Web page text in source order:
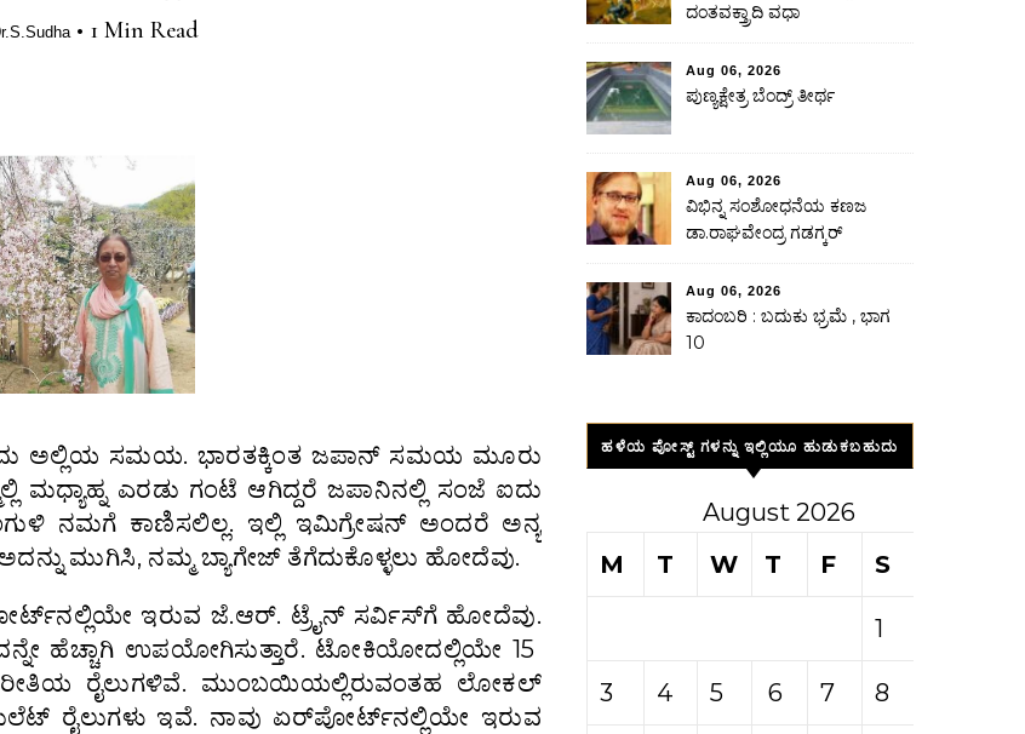
• 1 Min Read
ಇದು ಅಲ್ಲಿಯ ಸಮಯ. ಭಾರತಕ್ಕಿಂತ ಜಪಾನ್ ಸಮಯ ಮೂರು
ಮಧ್ಯಾಹ್ನ ಎರಡು ಗಂಟೆ ಆಗಿದ್ದರೆ ಜಪಾನಿನಲ್ಲಿ ಸಂಜೆ ಐದು
ನಮಗೆ ಕಾಣಿಸಲಿಲ್ಲ. ಇಲ್ಲಿ ಇಮಿಗ್ರೇಷನ್ ಅಂದರೆ ಅನ್ಯ
ಮುಗಿಸಿ, ನಮ್ಮ ಬ್ಯಾಗೇಜ್ ತೆಗೆದುಕೊಳ್ಳಲು ಹೋದೆವು.
ಇರುವ ಜೆ.ಆರ್. ಟ್ರೈನ್ ಸರ್ವಿಸ್‌ಗೆ ಹೋದೆವು.
ಹೆಚ್ಚಾಗಿ ಉಪಯೋಗಿಸುತ್ತಾರೆ. ಟೋಕಿಯೋದಲ್ಲಿಯೇ 15
ರೈಲುಗಳಿವೆ. ಮುಂಬಯಿಯಲ್ಲಿರುವಂತಹ ಲೋಕಲ್
ರೈಲುಗಳು ಇವೆ. ನಾವು ಏರ್‌ಪೋರ್ಟ್‌ನಲ್ಲಿಯೇ ಇರುವ
ದಂತವಕ್ತ್ರಾದಿ ವಧಾ
Aug 06, 2026
ಪುಣ್ಯಕ್ಷೇತ್ರ ಬೆಂದ್ರ್ ತೀರ್ಥ
Aug 06, 2026
ವಿಭಿನ್ನ ಸಂಶೋಧನೆಯ ಕಣಜ
ಡಾ.ರಾಘವೇಂದ್ರ ಗಡಗ್ಕರ್
Aug 06, 2026
ಕಾದಂಬರಿ : ಬದುಕು ಭ್ರಮೆ , ಭಾಗ
10
ಹಳೆಯ ಪೋಸ್ಟ್ ಗಳನ್ನು ಇಲ್ಲಿಯೂ ಹುಡುಕಬಹುದು
August 2026
M
T W T F S
1
3 4 5 6 7 8